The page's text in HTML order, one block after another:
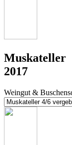
Muskateller
2017
Weingut &